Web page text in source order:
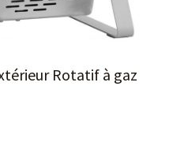
Rotatif à gaz